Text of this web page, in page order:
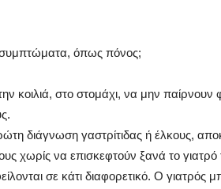
συμπτώματα, όπως πόνος;
κοιλιά, στο στομάχι, να μην
διάγνωση γαστρίτιδας ή έλκους,
χωρίς να επισκεφτούν ξανά το γιατρό
σε κάτι διαφορετικό. Ο γιατρός